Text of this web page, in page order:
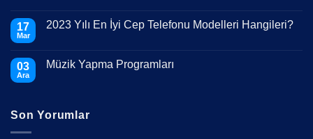
Ne
Yapmalıyım?
17
Mar
2023 Yılı En İyi Cep Telefonu Modelleri Hangileri?
Yılı
Modelleri
Hangileri?
03
Ara
Müzik Yapma Programları
Programları
Son Yorumlar